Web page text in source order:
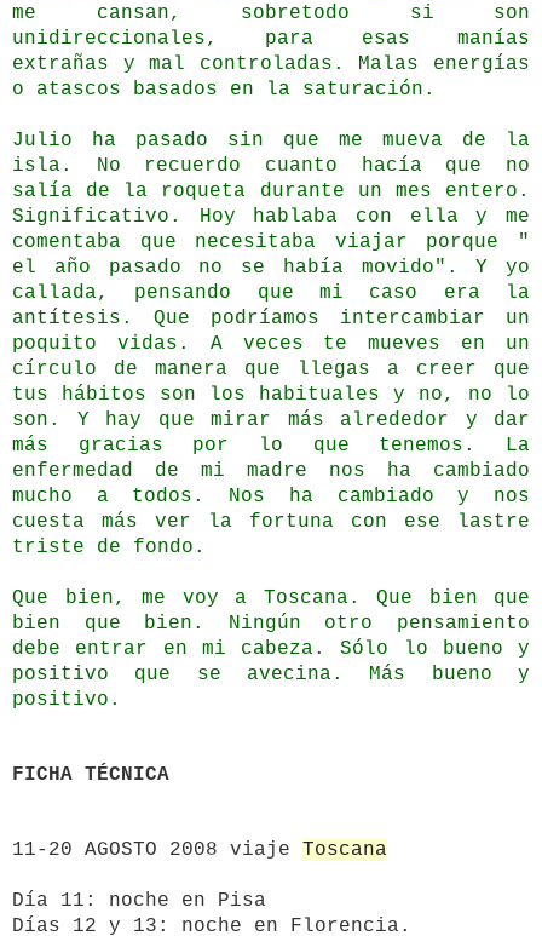
me cansan, sobretodo si son
unidireccionales, para esas manías
extrañas y mal controladas. Malas energías
o atascos basados en la saturación.
Julio ha pasado sin que me mueva de la
isla. No recuerdo cuanto hacía que no
salía de la roqueta durante un mes entero.
Significativo. Hoy hablaba con ella y me
comentaba que necesitaba viajar porque "
el año pasado no se había movido". Y yo
callada, pensando que mi caso era la
antítesis. Que podríamos intercambiar un
poquito vidas. A veces te mueves en un
círculo de manera que llegas a creer que
tus hábitos son los habituales y no, no lo
son. Y hay que mirar más alrededor y dar
más gracias por lo que tenemos. La
enfermedad de mi madre nos ha cambiado
mucho a todos. Nos ha cambiado y nos
cuesta más ver la fortuna con ese lastre
triste de fondo.
Que bien, me voy a Toscana. Que bien que
bien que bien. Ningún otro pensamiento
debe entrar en mi cabeza. Sólo lo bueno y
positivo que se avecina. Más bueno y
positivo.
FICHA TÉCNICA
11-20 AGOSTO 2008 viaje Toscana
Día 11: noche en Pisa
Días 12 y 13: noche en Florencia.